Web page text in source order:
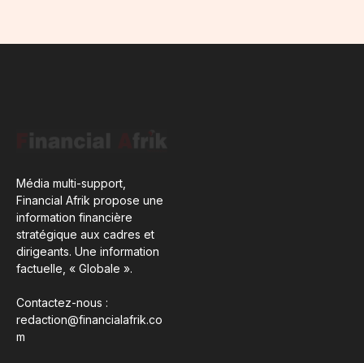
Média multi-support,
Financial Afrik propose une
information financière
stratégique aux cadres et
dirigeants. Une information
factuelle, « Globale ».
Contactez-nous :
redaction@financialafrik.co
m